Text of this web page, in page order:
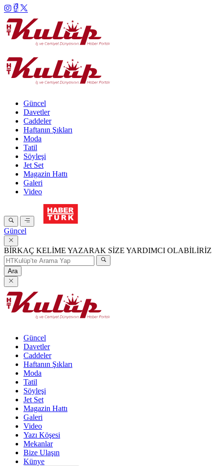
Güncel
Davetler
Caddeler
Haftanın Şıkları
Moda
Tatil
Söyleşi
Jet Set
Magazin Hattı
Galeri
Video
Güncel
BİRKAÇ KELİME YAZARAK SİZE YARDIMCI OLABİLİRİZ
Ara
Güncel
Davetler
Caddeler
Haftanın Şıkları
Moda
Tatil
Söyleşi
Jet Set
Magazin Hattı
Galeri
Video
Yazı Köşesi
Mekanlar
Bize Ulaşın
Künye